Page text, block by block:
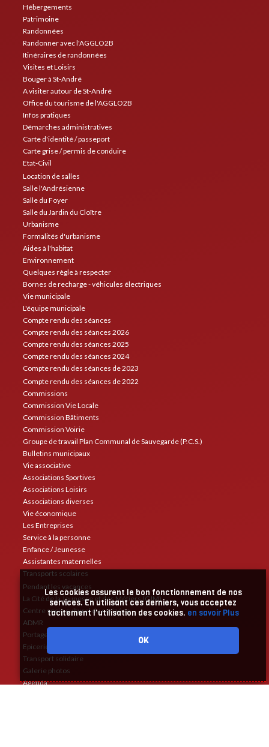
Les cookies assurent le bon fonctionnement de nos
services. En utilisant ces derniers, vous acceptez
tacitement l'utilisation des cookies. en savoir Plus
OK
Hébergements
Patrimoine
Randonnées
Randonner avec l'AGGLO2B
Itinéraires de randonnées
Visites et Loisirs
Bouger à St-André
A visiter autour de St-André
Office du tourisme de l'AGGLO2B
Infos pratiques
Démarches administratives
Carte d'identité / passeport
Carte grise / permis de conduire
Etat-Civil
Location de salles
Salle l'Andrésienne
Salle du Foyer
Salle du Jardin du Cloître
Urbanisme
Formalités d'urbanisme
Aides à l'habitat
Environnement
Quelques règle à respecter
Bornes de recharge - véhicules électriques
Vie municipale
L'équipe municipale
Compte rendu des séances
Compte rendu des séances 2026
Compte rendu des séances 2025
Compte rendu des séances 2024
Compte rendu des séances de 2023
Compte rendu des séances de 2022
Commissions
Commission Vie Locale
Commission Bâtiments
Commission Voirie
Groupe de travail Plan Communal de Sauvegarde (P.C.S.)
Bulletins municipaux
Vie associative
Associations Sportives
Associations Loisirs
Associations diverses
Vie économique
Les Entreprises
Service à la personne
Enfance / Jeunesse
Assistantes maternelles
Transports scolaires
Pendant les vacances
La Cité de la Jeunesse et des Métiers (CJM)
Centre socio culturel du cerizéen
ADMR
Portage de repas
Epicerie solidaire
Transport solidaire
Galerie photos
Agenda